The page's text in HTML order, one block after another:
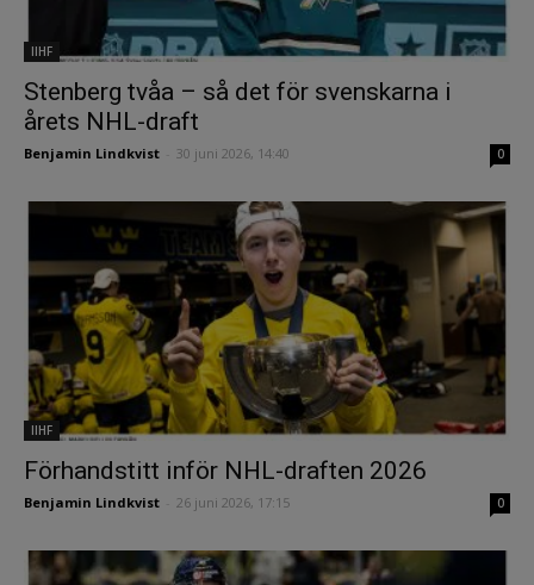
IIHF
Stenberg tvåa – så det för svenskarna i
årets NHL-draft
Benjamin Lindkvist 30 juni 2026, 14:40 0
IIHF
Förhandstitt inför NHL-draften 2026
Benjamin Lindkvist 26 juni 2026, 17:15 0